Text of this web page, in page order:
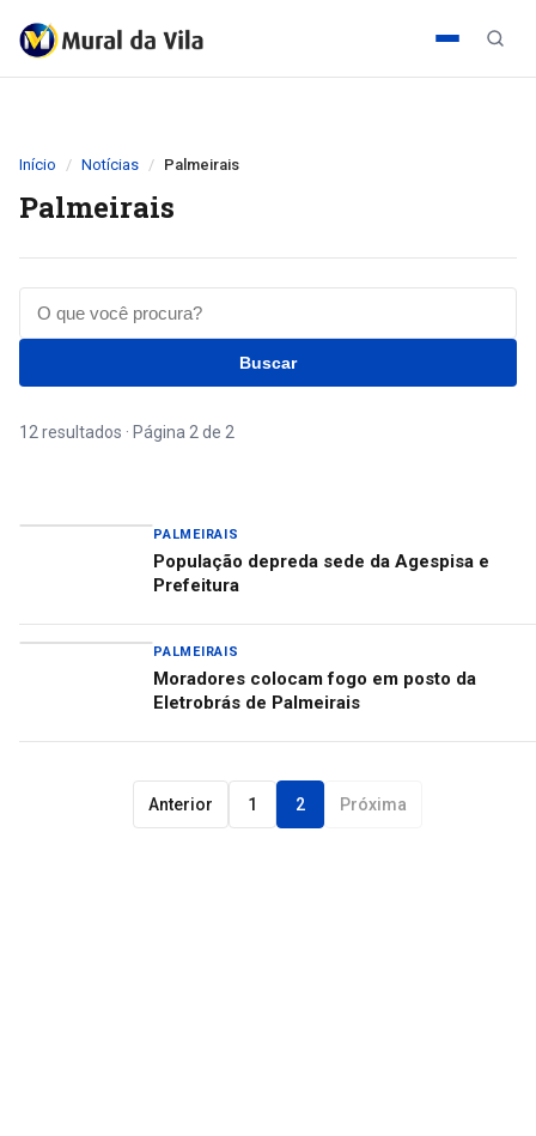
Início Notícias Palmeirais
Palmeirais
Buscar
12 resultados · Página 2 de 2
PALMEIRAIS
População depreda sede da Agespisa e
Prefeitura
PALMEIRAIS
Moradores colocam fogo em posto da
Eletrobrás de Palmeirais
Anterior 1 2 Próxima